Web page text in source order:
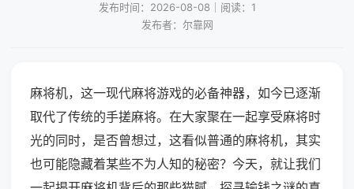
发布时间：2026-08-08｜阅读：1
发布者：尔靠网
麻将机，这一现代麻将游戏的必备神器，如今已逐渐
取代了传统的手搓麻将。在大家聚在一起享受麻将时
光的同时，是否曾想过，这看似普通的麻将机，其实
也可能隐藏着某些不为人知的秘密？今天，就让我们